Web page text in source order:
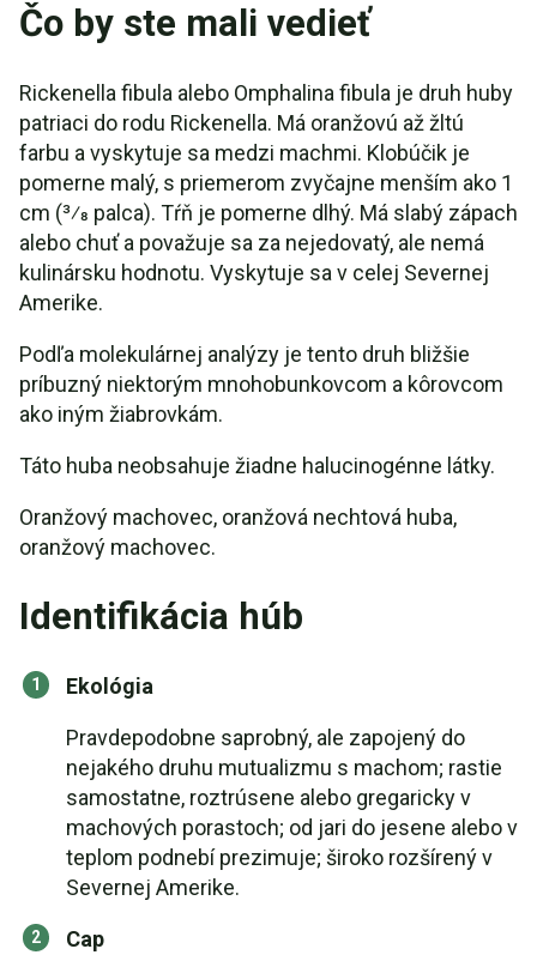
Čo by ste mali vedieť
Rickenella fibula alebo Omphalina fibula je druh huby
patriaci do rodu Rickenella. Má oranžovú až žltú
farbu a vyskytuje sa medzi machmi. Klobúčik je
pomerne malý, s priemerom zvyčajne menším ako 1
cm (3⁄8 palca). Tŕň je pomerne dlhý. Má slabý zápach
alebo chuť a považuje sa za nejedovatý, ale nemá
kulinársku hodnotu. Vyskytuje sa v celej Severnej
Amerike.
Podľa molekulárnej analýzy je tento druh bližšie
príbuzný niektorým mnohobunkovcom a kôrovcom
ako iným žiabrovkám.
Táto huba neobsahuje žiadne halucinogénne látky.
Oranžový machovec, oranžová nechtová huba,
oranžový machovec.
Identifikácia húb
Ekológia
Pravdepodobne saprobný, ale zapojený do
nejakého druhu mutualizmu s machom; rastie
samostatne, roztrúsene alebo gregaricky v
machových porastoch; od jari do jesene alebo v
teplom podnebí prezimuje; široko rozšírený v
Severnej Amerike.
Cap